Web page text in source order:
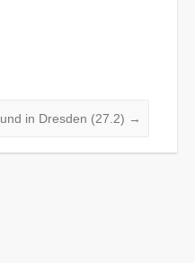
in Dresden (27.2) →